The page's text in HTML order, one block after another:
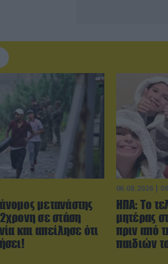
μετανάστης
σε στάση
και απείλησε ότι
06.08.2026 |
ΗΠΑ: Το
μητέρας
πριν από
παιδιών